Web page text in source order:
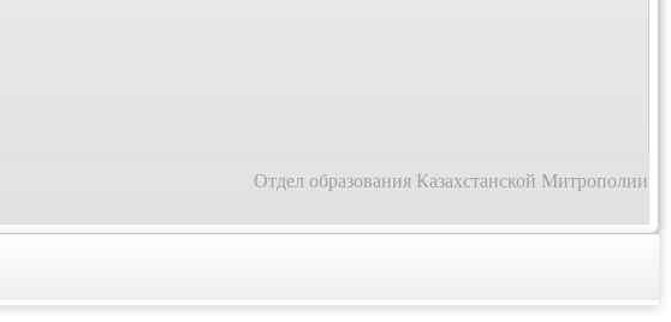
Отдел образования Казахстанской Митрополии